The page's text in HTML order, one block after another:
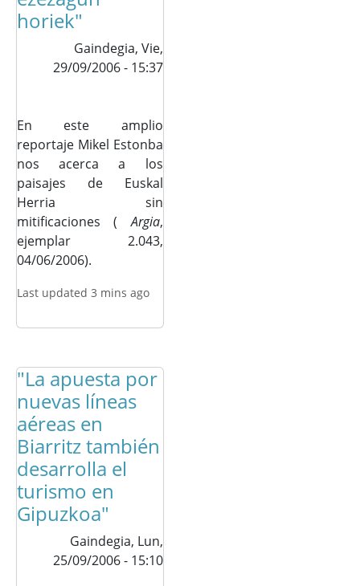
horiek"
Gaindegia, Vie,
29/09/2006 - 15:37
En este amplio
reportaje Mikel Estonba
nos acerca a los
paisajes de Euskal
Herria sin
mitificaciones (Argia,
ejemplar 2.043,
04/06/2006).
Last updated 3 mins ago
"La apuesta por
nuevas líneas
aéreas en
Biarritz también
desarrolla el
turismo en
Gipuzkoa"
Gaindegia, Lun,
25/09/2006 - 15:10